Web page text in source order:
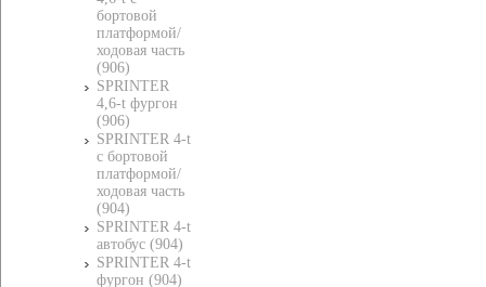
бортовой
платформой/
ходовая часть
(906)
SPRINTER
4,6-t фургон
(906)
SPRINTER 4-t
c бортовой
платформой/
ходовая часть
(904)
SPRINTER 4-t
автобус (904)
SPRINTER 4-t
фургон (904)